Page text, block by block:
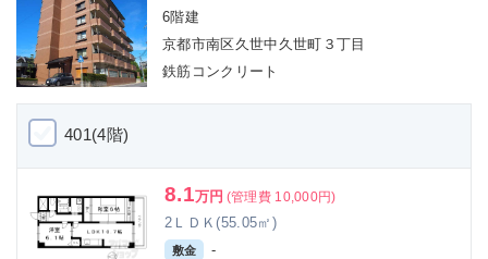
6階建
京都市南区久世中久世町３丁目
鉄筋コンクリート
401(4階)
8.1万円 (管理費 10,000円)
2ＬＤＫ(55.05㎡)
敷金 -